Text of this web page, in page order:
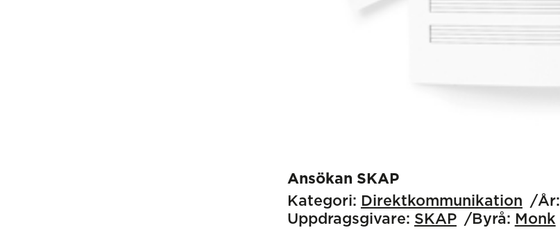
Ansökan SKAP
Kategori: Direktkommunikation År:
Uppdragsgivare: SKAP Byrå: Monk